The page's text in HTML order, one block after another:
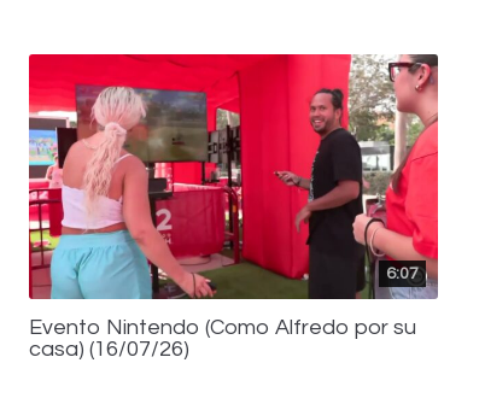
6:07
Evento Nintendo (Como Alfredo por su
casa) (16/07/26)